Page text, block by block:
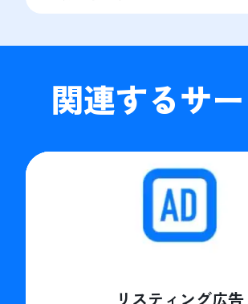
関連するサ
リスティング広告